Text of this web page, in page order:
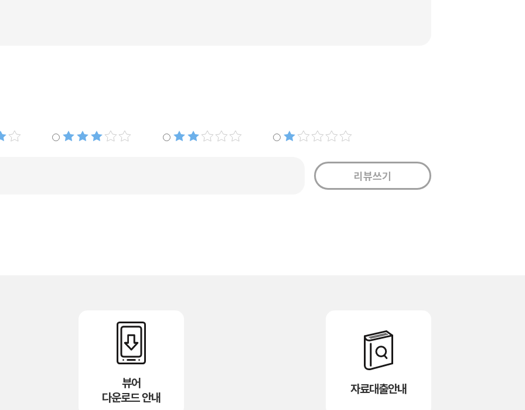
별점3개 별점2개 별점1개
뷰어
다운로드 안내
자료대출안내